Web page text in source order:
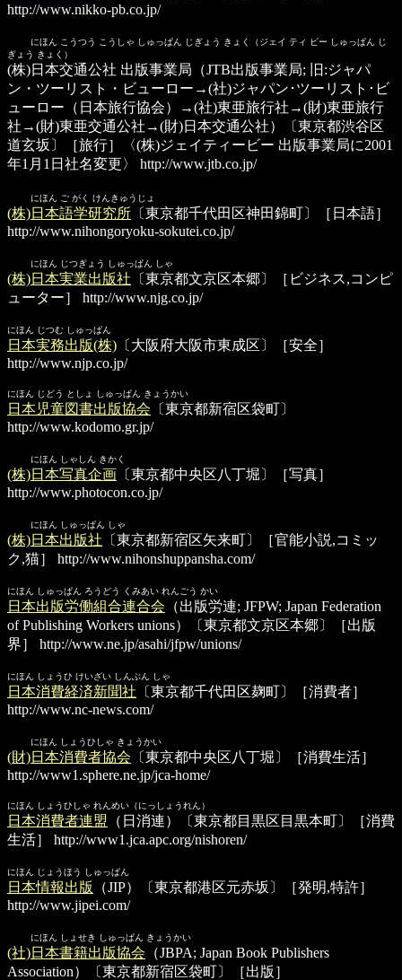
http://www.nikko-pb.co.jp/
にほん こうつう こうしゃ しゅっぱん じぎょう きょく（ジェイ ティ ビー しゅっぱん じ
ぎょう きょく）
(株)日本交通公社 出版事業局 （JTB出版事業局; 旧:ジャパ
ン・ツーリスト・ビューロー→(社)ジャパン･ツーリスト･ビ
ューロー（日本旅行協会）→(社)東亜旅行社→(財)東亜旅行
社→(財)東亜交通公社→(財)日本交通公社）〔東京都渋谷区
道玄坂〕［旅行］〈(株)ジェイティービー 出版事業局に2001
年1月1日社名変更〉
http://www.jtb.co.jp/
にほん ご がく けんきゅうじょ
(株)日本語学研究所 〔東京都千代田区神田錦町〕［日本語］
http://www.nihongoryoku-sokutei.co.jp/
にほん じつぎょう しゅっぱん しゃ
(株)日本実業出版社 〔東京都文京区本郷〕［ビジネス,コンピ
ューター］
http://www.njg.co.jp/
にほん じつむ しゅっぱん
日本実務出版(株) 〔大阪府大阪市東成区〕［安全］
http://www.njp.co.jp/
にほん じどう としょ しゅっぱん きょうかい
日本児童図書出版協会 〔東京都新宿区袋町〕
http://www.kodomo.gr.jp/
にほん しゃしん きかく
(株)日本写真企画 〔東京都中央区八丁堀〕［写真］
http://www.photocon.co.jp/
にほん しゅっぱん しゃ
(株)日本出版社 〔東京都新宿区矢来町〕［官能小説,コミッ
ク,猫］
http://www.nihonshuppansha.com/
にほん しゅっぱん ろうどう くみあい れんごう かい
日本出版労働組合連合会 （出版労連; JFPW; Japan Federation
of Publishing Workers unions）〔東京都文京区本郷〕［出版
界］
http://www.ne.jp/asahi/jfpw/unions/
にほん しょうひ けいざい しんぶん しゃ
日本消費経済新聞社 〔東京都千代田区麹町〕［消費者］
http://www.nc-news.com/
にほん しょうひしゃ きょうかい
(財)日本消費者協会 〔東京都中央区八丁堀〕［消費生活］
http://www1.sphere.ne.jp/jca-home/
にほん しょうひしゃ れんめい（にっしょうれん）
日本消費者連盟 （日消連）〔東京都目黒区目黒本町〕［消費
生活］
http://www1.jca.apc.org/nishoren/
にほん じょうほう しゅっぱん
日本情報出版
（JIP）〔東京都港区元赤坂〕［発明,特許］
http://www.jipei.com/
にほん しょせき しゅっぱん きょうかい
(社)日本書籍出版協会 （JBPA; Japan Book Publishers
Association）〔東京都新宿区袋町〕［出版］